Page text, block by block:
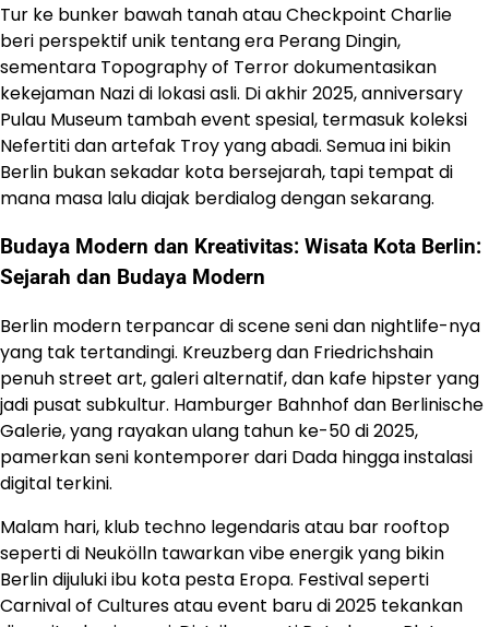
Tur ke bunker bawah tanah atau Checkpoint Charlie
beri perspektif unik tentang era Perang Dingin,
sementara Topography of Terror dokumentasikan
kekejaman Nazi di lokasi asli. Di akhir 2025, anniversary
Pulau Museum tambah event spesial, termasuk koleksi
Nefertiti dan artefak Troy yang abadi. Semua ini bikin
Berlin bukan sekadar kota bersejarah, tapi tempat di
mana masa lalu diajak berdialog dengan sekarang.
Budaya Modern dan Kreativitas: Wisata Kota Berlin:
Sejarah dan Budaya Modern
Berlin modern terpancar di scene seni dan nightlife-nya
yang tak tertandingi. Kreuzberg dan Friedrichshain
penuh street art, galeri alternatif, dan kafe hipster yang
jadi pusat subkultur. Hamburger Bahnhof dan Berlinische
Galerie, yang rayakan ulang tahun ke-50 di 2025,
pamerkan seni kontemporer dari Dada hingga instalasi
digital terkini.
Malam hari, klub techno legendaris atau bar rooftop
seperti di Neukölln tawarkan vibe energik yang bikin
Berlin dijuluki ibu kota pesta Eropa. Festival seperti
Carnival of Cultures atau event baru di 2025 tekankan